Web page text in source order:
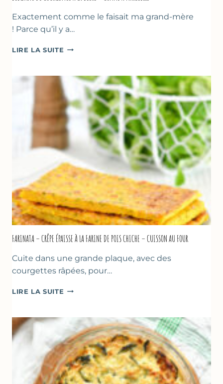
Exactement comme le faisait ma grand-mère
! Parce qu’il y a…
LIRE LA SUITE BEIGNETS
LA
BIÈRE
–
COMME
À
MARSEILLE
FARINATA – CRÊPE ÉPAISSE À LA FARINE DE POIS CHICHE – CUISSON AU FOUR
Cuite dans une grande plaque, avec des
courgettes râpées, pour…
LIRE LA SUITE FARINATA
ÉPAISSE
À
LA
FARINE
DE
POIS
CHICHE